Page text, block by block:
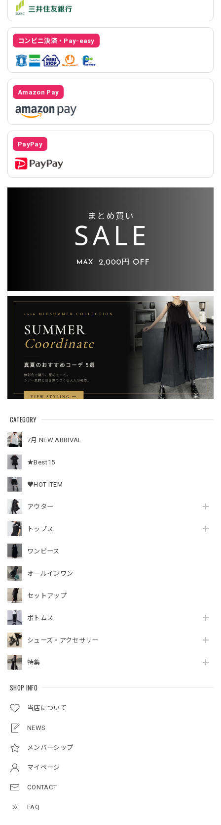
CATEGORY
7月 NEW ARRIVAL
★Best15
♥HOT ITEM
アウター
トップス
ワンピース
オールインワン
セットアップ
ボトムス
シューズ・アクセサリー
特集
SHOP INFO
当店について
NEWS
メンバーシップ
マイページ
CONTACT
FAQ
コンビニ決済・Pay-easy
Amazon Pay
PayPay